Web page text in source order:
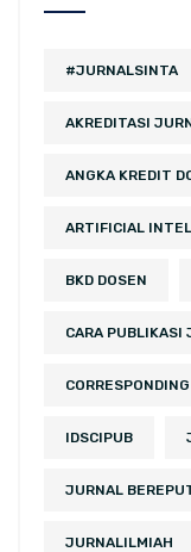
#JURNALSINTA
AKREDITASI
ANGKA KREDIT
ARTIFICIAL
BKD DOSEN
CARA PUBLIKASI
IDSCIPUB
JURNAL
JURNALILMIAH